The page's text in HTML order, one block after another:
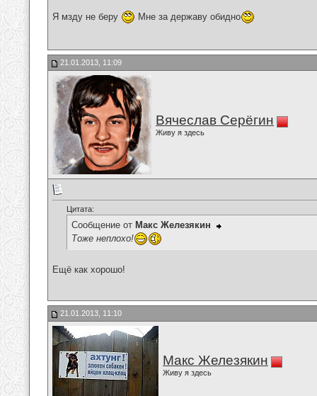
Я мзду не беру Мне за державу обидно
21.01.2013, 11:09
Вячеслав Серёгин
Живу я здесь
Цитата:
Сообщение от Макс Железякин
Тоже неплохо!
Ещё как хорошо!
21.01.2013, 11:10
Макс Железякин
Живу я здесь